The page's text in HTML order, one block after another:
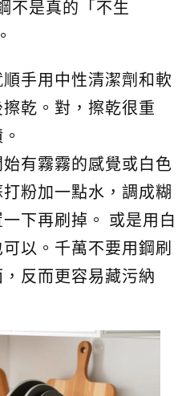
不是真的「不生
順手用中性清潔劑和軟
乾。對，擦乾很重
始有霧霧的感覺或白色
粉加一點水，調成糊
下再刷掉。 或是用白
以。千萬不要用鋼刷
反而更容易藏污納